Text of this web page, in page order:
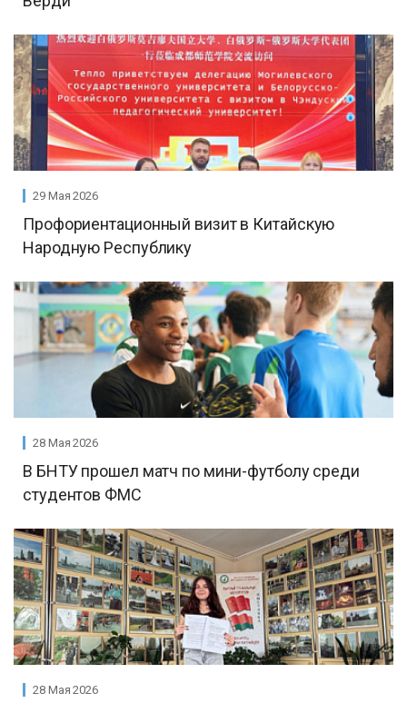
29 Мая 2026
Профориентационный визит в Китайскую
Народную Республику
28 Мая 2026
В БНТУ прошел матч по мини-футболу среди
студентов ФМС
28 Мая 2026